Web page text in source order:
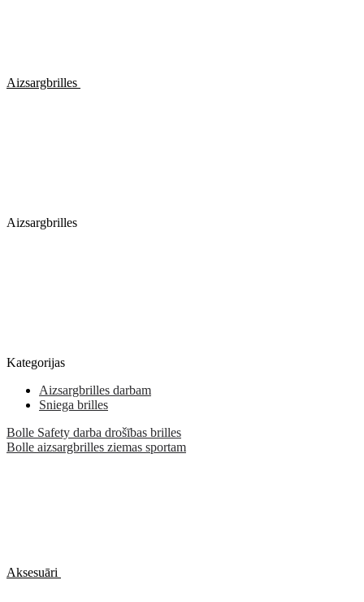
Aizsargbrilles
Aizsargbrilles
Kategorijas
Aizsargbrilles darbam
Sniega brilles
Bolle Safety darba drošības brilles
Bolle aizsargbrilles ziemas sportam
Aksesuāri